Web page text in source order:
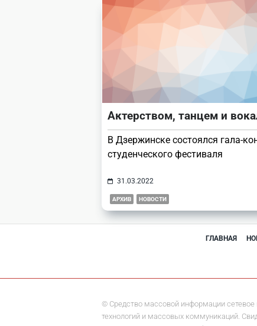
Актерством, танцем и
В Дзержинске состоялся гала-
студенческого фестиваля
31.03.2022
АРХИВ НОВОСТИ
ГЛАВНАЯ
© Средство массовой информации
технологий и массовых коммуникаций.